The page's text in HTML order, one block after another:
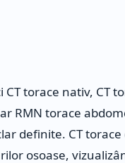
torace nativ, CT
RMN torace
definite. CT
osoase,